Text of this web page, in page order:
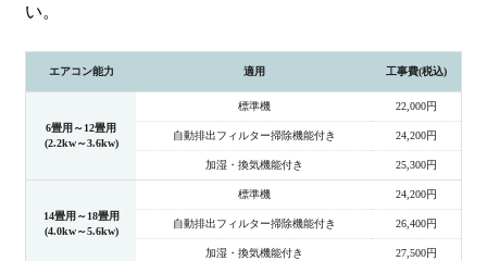
い。
エアコン能力 適用 工事費(税込)
6畳用～12畳用
(2.2kw～3.6kw)
標準機 22,000円
自動排出フィルター掃除機能付き 24,200円
加湿・換気機能付き 25,300円
14畳用～18畳用
(4.0kw～5.6kw)
標準機 24,200円
自動排出フィルター掃除機能付き 26,400円
加湿・換気機能付き 27,500円